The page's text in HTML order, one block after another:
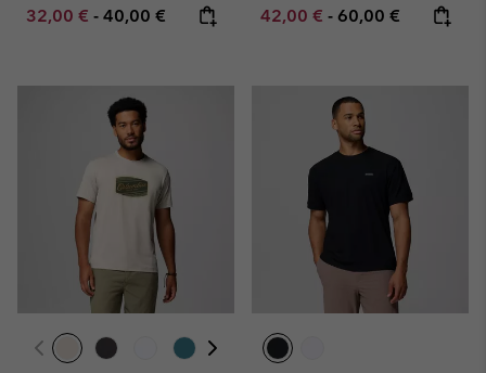
Minimum sale price:
32,00 € - Maximum price:
40,00 € Minimum sale price:
42,00 € - Maximum price:
60,00 €